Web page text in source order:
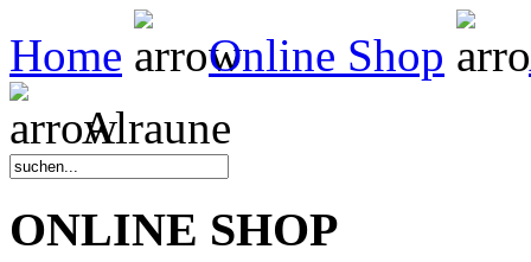
Home Online Shop
Alraune
ONLINE SHOP